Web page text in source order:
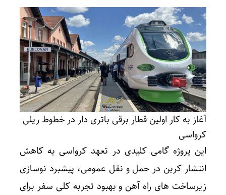
آغاز به کار اولین قطار برقی باتری دار در خطوط ریلی
کرواسی
این پروژه گامی کلیدی در تعهد کرواسی به کاهش
انتشار کربن در حمل و نقل عمومی، پیشبرد نوسازی
زیرساخت های راه آهن و بهبود تجربه کلی سفر برای